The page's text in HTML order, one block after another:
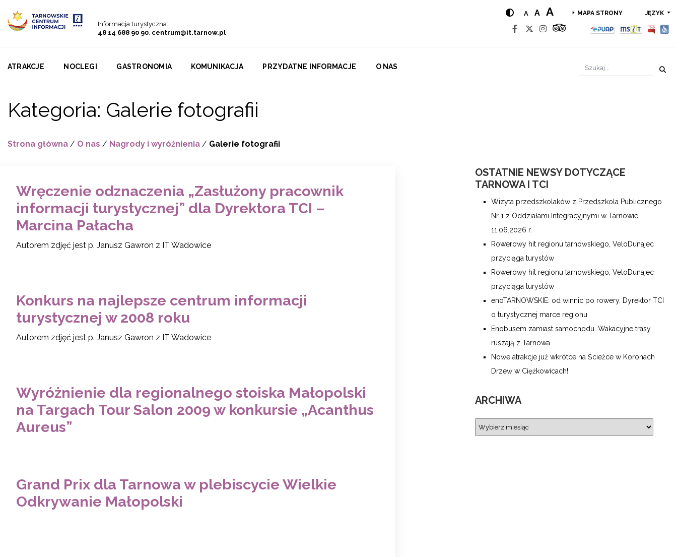
Informacja turystyczna:
48 14 688 90 90, centrum@it.tarnow.pl
A A A MAPA STRONY JĘZYK
ATRAKCJE NOCLEGI GASTRONOMIA KOMUNIKACJA PRZYDATNE INFORMACJE O NAS
Kategoria: Galerie fotografii
Strona główna / O nas / Nagrody i wyróżnienia / Galerie fotografii
Wręczenie odznaczenia „Zasłużony pracownik
informacji turystycznej” dla Dyrektora TCI –
Marcina Pałacha
Autorem zdjęć jest p. Janusz Gawron z IT Wadowice
Konkurs na najlepsze centrum informacji
turystycznej w 2008 roku
Autorem zdjęć jest p. Janusz Gawron z IT Wadowice
Wyróżnienie dla regionalnego stoiska Małopolski
na Targach Tour Salon 2009 w konkursie „Acanthus
Aureus”
Grand Prix dla Tarnowa w plebiscycie Wielkie
Odkrywanie Małopolski
OSTATNIE NEWSY DOTYCZĄCE
TARNOWA I TCI
Wizyta przedszkolaków z Przedszkola Publicznego
Nr 1 z Oddziałami Integracyjnymi w Tarnowie,
11.06.2026 r.
Rowerowy hit regionu tarnowskiego, VeloDunajec
przyciąga turystów
Rowerowy hit regionu tarnowskiego, VeloDunajec
przyciąga turystów
enoTARNOWSKIE: od winnic po rowery. Dyrektor TCI
o turystycznej marce regionu
Enobusem zamiast samochodu. Wakacyjne trasy
ruszają z Tarnowa
Nowe atrakcje już wkrótce na Ścieżce w Koronach
Drzew w Ciężkowicach!
ARCHIWA